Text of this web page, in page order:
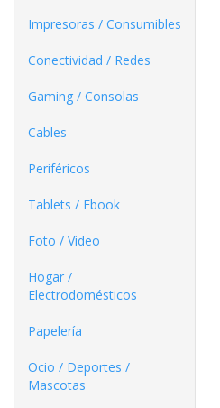
Impresoras / Consumibles
Conectividad / Redes
Gaming / Consolas
Cables
Periféricos
Tablets / Ebook
Foto / Video
Hogar /
Electrodomésticos
Papelería
Ocio / Deportes /
Mascotas